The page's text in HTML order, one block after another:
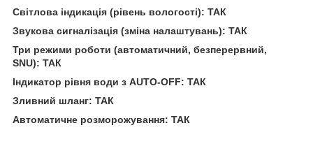
Світлова індикація (рівень вологості): ТАК
Звукова сигналізація (зміна налаштувань): ТАК
Три режими роботи (автоматичний, безперервний,
SNU): ТАК
Індикатор рівня води з AUTO-OFF: ТАК
Зливний шланг: ТАК
Автоматичне розморожування: ТАК